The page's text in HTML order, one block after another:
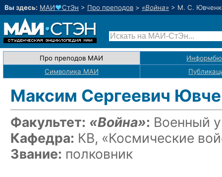
Вы здесь: МАИ♥СтЭн > Про преподов > «Война» > М. С.
Про преподов МАИ
Символика МАИ
Максим Сергеевич
Факультет: «Война»: Военный
Кафедра: КВ, «Космические
Звание: полковник